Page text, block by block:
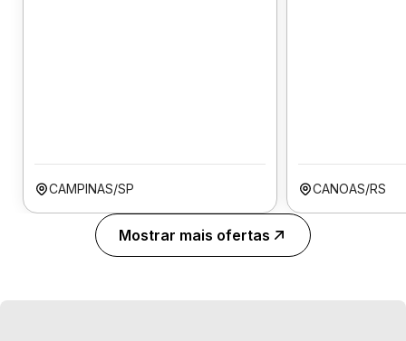
CAMPINAS/SP CANOAS/RS
Mostrar mais ofertas